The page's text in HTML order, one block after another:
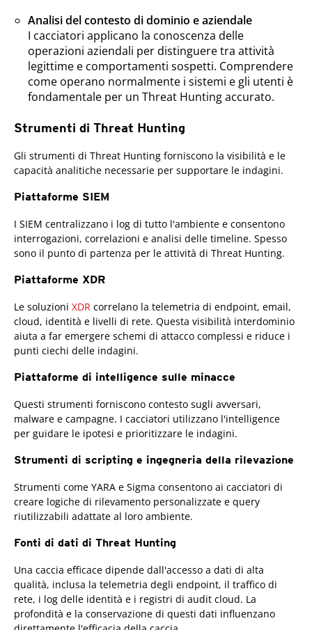
Analisi del contesto di dominio e aziendale
I cacciatori applicano la conoscenza delle
operazioni aziendali per distinguere tra attività
legittime e comportamenti sospetti. Comprendere
come operano normalmente i sistemi e gli utenti è
fondamentale per un Threat Hunting accurato.
Strumenti di Threat Hunting
Gli strumenti di Threat Hunting forniscono la visibilità e le
capacità analitiche necessarie per supportare le indagini.
Piattaforme SIEM
I SIEM centralizzano i log di tutto l'ambiente e consentono
interrogazioni, correlazioni e analisi delle timeline. Spesso
sono il punto di partenza per le attività di Threat Hunting.
Piattaforme XDR
Le soluzioni XDR correlano la telemetria di endpoint, email,
cloud, identità e livelli di rete. Questa visibilità interdominio
aiuta a far emergere schemi di attacco complessi e riduce i
punti ciechi delle indagini.
Piattaforme di intelligence sulle minacce
Questi strumenti forniscono contesto sugli avversari,
malware e campagne. I cacciatori utilizzano l'intelligence
per guidare le ipotesi e prioritizzare le indagini.
Strumenti di scripting e ingegneria della rilevazione
Strumenti come YARA e Sigma consentono ai cacciatori di
creare logiche di rilevamento personalizzate e query
riutilizzabili adattate al loro ambiente.
Fonti di dati di Threat Hunting
Una caccia efficace dipende dall'accesso a dati di alta
qualità, inclusa la telemetria degli endpoint, il traffico di
rete, i log delle identità e i registri di audit cloud. La
profondità e la conservazione di questi dati influenzano
Products